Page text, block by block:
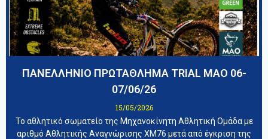
ΠΑΝΕΛΛΗΝΙΟ ΠΡΩΤΑΘΛΗΜΑ TRIAL ΜΑΟ 06-
07/06/26
15/05/2026
Το αθλητικό σωματείο της Μηχανοκίνητη Αθλητική Ομάδα με
αριθμό Αθλητικής Αναγνώρισης ΧΜ76 μετά από έγκριση της